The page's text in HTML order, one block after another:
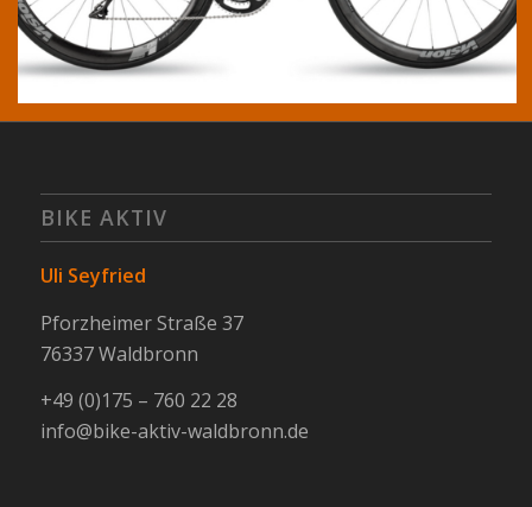
BIKE AKTIV
Uli Seyfried
Pforzheimer Straße 37
76337 Waldbronn
+49 (0)175 – 760 22 28
info@bike-aktiv-waldbronn.de